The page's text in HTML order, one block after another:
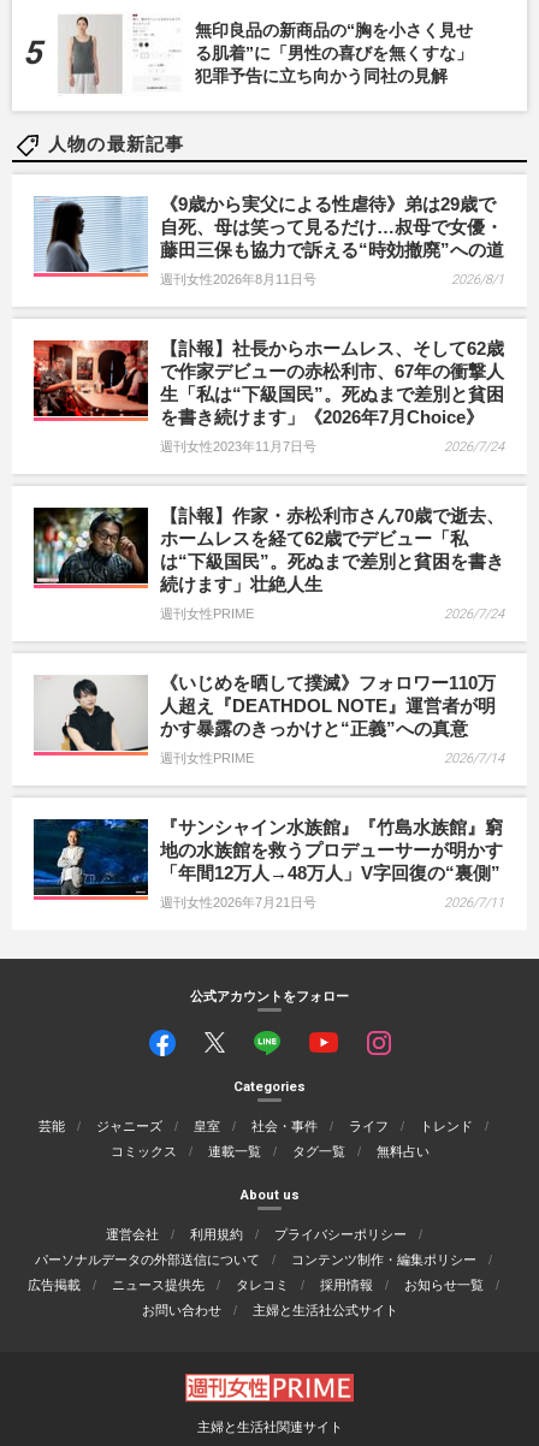
無印良品の新商品の“胸を小さく見せ
る肌着”に「男性の喜びを無くすな」
犯罪予告に立ち向かう同社の見解
人物の最新記事
《9歳から実父による性虐待》弟は29歳で
自死、母は笑って見るだけ…叔母で女優・
藤田三保も協力で訴える“時効撤廃”への道
週刊女性2026年8月11日号 2026/8/1
【訃報】社長からホームレス、そして62歳
で作家デビューの赤松利市、67年の衝撃人
生「私は“下級国民”。死ぬまで差別と貧困
を書き続けます」《2026年7月Choice》
週刊女性2023年11月7日号 2026/7/24
【訃報】作家・赤松利市さん70歳で逝去、
ホームレスを経て62歳でデビュー「私
は“下級国民”。死ぬまで差別と貧困を書き
続けます」壮絶人生
週刊女性PRIME 2026/7/24
《いじめを晒して撲滅》フォロワー110万
人超え『DEATHDOL NOTE』運営者が明
かす暴露のきっかけと“正義”への真意
週刊女性PRIME 2026/7/14
『サンシャイン水族館』『竹島水族館』窮
地の水族館を救うプロデューサーが明かす
「年間12万人→48万人」V字回復の“裏側”
週刊女性2026年7月21日号 2026/7/11
公式アカウントをフォロー
Categories
芸能 ジャニーズ 皇室 社会・事件 ライフ
トレンド
コミックス
連載一覧 タグ一覧 無料占い
About us
運営会社 利用規約
プライバシーポリシー
パーソナルデータの外部送信について
コンテンツ制作・編集ポリシー
広告掲載
ニュース提供先 タレコミ 採用情報
お知らせ一覧
お問い合わせ
主婦と生活社公式サイト
主婦と生活社関連サイト